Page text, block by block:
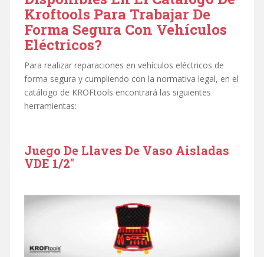
Kroftools Para Trabajar De
Forma Segura Con Vehículos
Eléctricos?
Para realizar reparaciones en vehículos eléctricos de
forma segura y cumpliendo con la normativa legal, en el
catálogo de KROFtools encontrará las siguientes
herramientas:
Juego De Llaves De Vaso Aisladas
VDE 1/2″